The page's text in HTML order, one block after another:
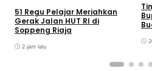
51 Regu Pelajar Meriahkan
Gerak Jalan HUT RI di
Soppeng Riaja
2 jam lalu